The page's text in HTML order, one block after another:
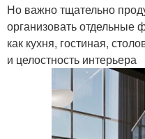
Но важно тщательно
организовать отдельные
как кухня, гостиная,
и целостность интерьера